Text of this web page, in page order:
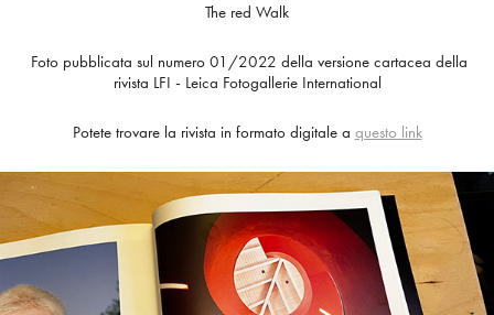
The red Walk
Foto pubblicata sul numero 01/2022 della versione cartacea della
rivista LFI - Leica Fotogallerie International
Potete trovare la rivista in formato digitale a questo link